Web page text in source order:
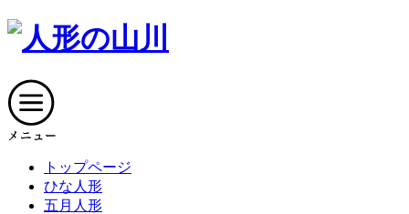
トップページ
ひな人形
五月人形